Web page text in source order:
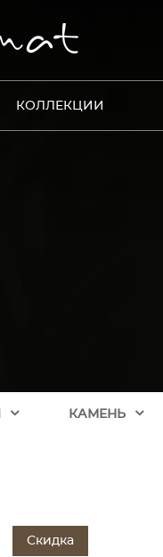
КОЛЛЕКЦИИ
КАМЕНЬ
Скидка